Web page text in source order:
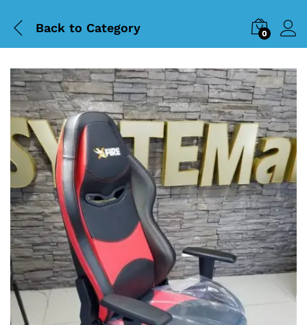
Back to Category 0